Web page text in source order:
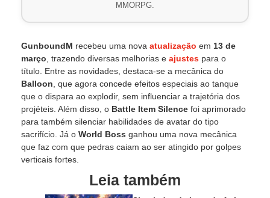
MMORPG.
GunboundM recebeu uma nova atualização em 13 de
março , trazendo diversas melhorias e ajustes para o
título. Entre as novidades, destaca-se a mecânica do
Balloon , que agora concede efeitos especiais ao tanque
que o dispara ao explodir, sem influenciar a trajetória dos
projéteis. Além disso, o Battle Item Silence foi aprimorado
para também silenciar habilidades de avatar do tipo
sacrifício. Já o World Boss ganhou uma nova mecânica
que faz com que pedras caiam ao ser atingido por golpes
verticais fortes.
Leia também